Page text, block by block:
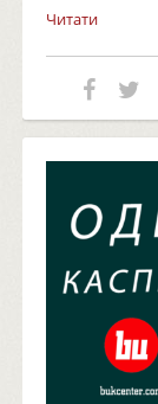
Читати